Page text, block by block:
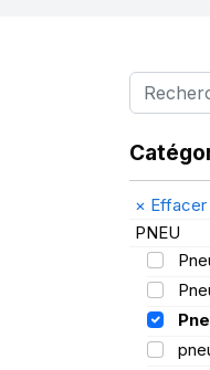
× Effacer
PNEU